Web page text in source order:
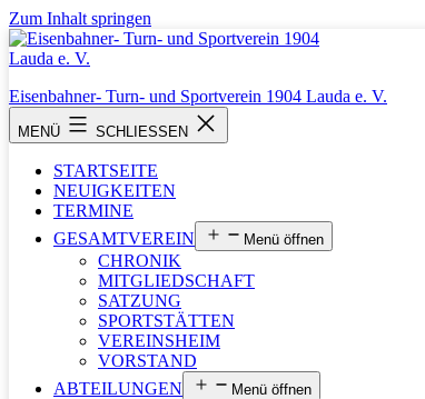
Zum Inhalt springen
Eisenbahner- Turn- und Sportverein 1904 Lauda e. V.
MENÜ SCHLIESSEN
STARTSEITE
NEUIGKEITEN
TERMINE
GESAMTVEREIN
Menü öffnen
CHRONIK
MITGLIEDSCHAFT
SATZUNG
SPORTSTÄTTEN
VEREINSHEIM
VORSTAND
ABTEILUNGEN
Menü öffnen